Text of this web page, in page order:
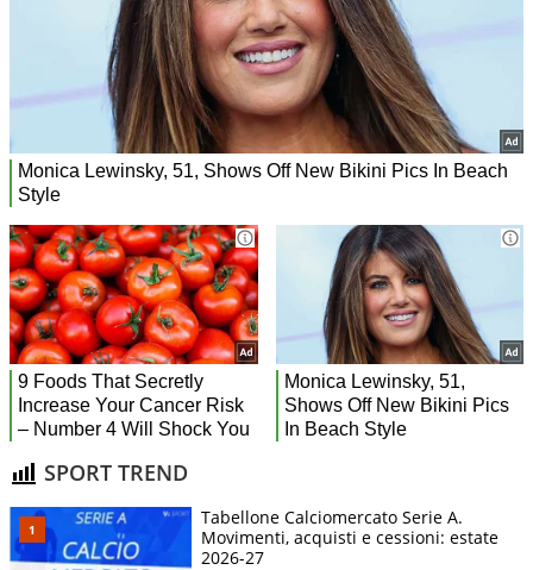
SPORT TREND
Tabellone Calciomercato Serie A.
Movimenti, acquisti e cessioni: estate
2026-27